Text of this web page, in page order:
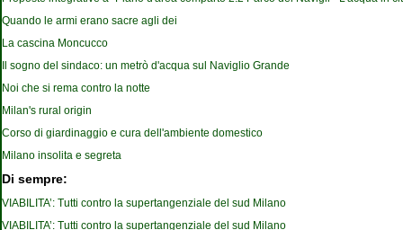
Quando le armi erano sacre agli dei
La cascina Moncucco
Il sogno del sindaco: un metrò d'acqua sul Naviglio Grande
Noi che si rema contro la notte
Milan's rural origin
Corso di giardinaggio e cura dell'ambiente domestico
Milano insolita e segreta
Di sempre:
VIABILITA’: Tutti contro la supertangenziale del sud Milano
VIABILITA’: Tutti contro la supertangenziale del sud Milano